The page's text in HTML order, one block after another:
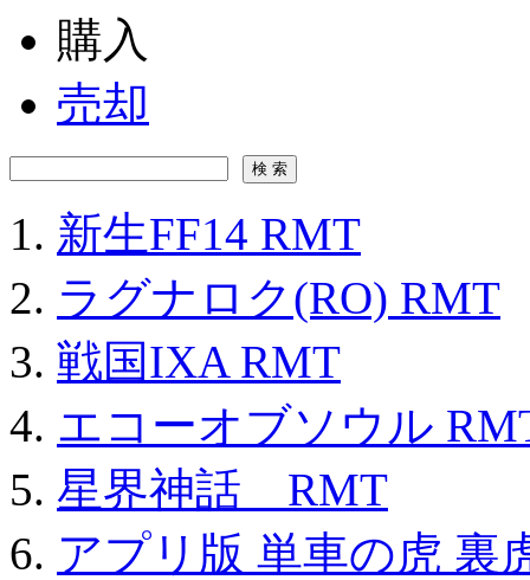
購入
売却
新生FF14 RMT
ラグナロク(RO) RMT
戦国IXA RMT
エコーオブソウル
星界神話 RMT
アプリ版 単車の虎 裏